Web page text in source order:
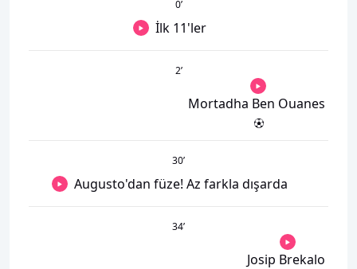
0’
İlk 11'ler
2’
Mortadha Ben Ouanes
30’
Augusto'dan füze! Az farkla dışarda
34’
Josip Brekalo